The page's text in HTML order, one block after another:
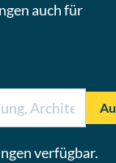
auch für
verfügbar.